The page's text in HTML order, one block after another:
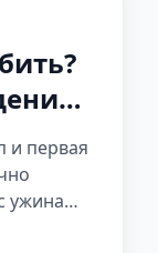
и первая
ужина